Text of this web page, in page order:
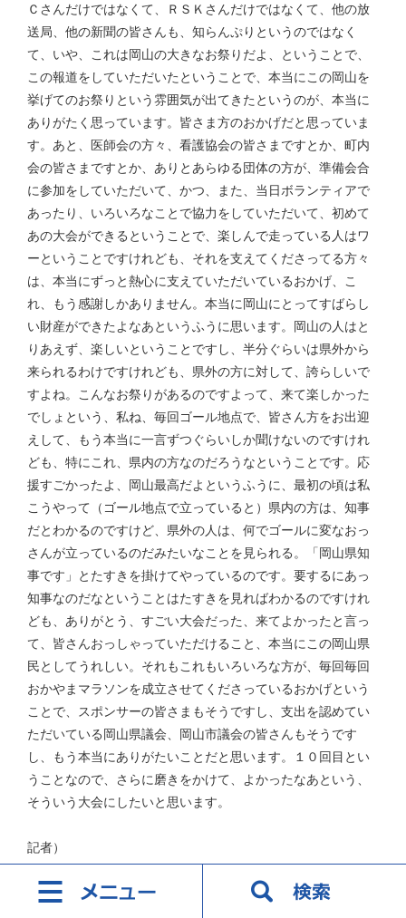
Ｃさんだけではなくて、ＲＳＫさんだけではなくて、他の放
送局、他の新聞の皆さんも、知らんぷりというのではなく
て、いや、これは岡山の大きなお祭りだよ、ということで、
この報道をしていただいたということで、本当にこの岡山を
挙げてのお祭りという雰囲気が出てきたというのが、本当に
ありがたく思っています。皆さま方のおかげだと思っていま
す。あと、医師会の方々、看護協会の皆さまですとか、町内
会の皆さまですとか、ありとあらゆる団体の方が、準備会合
に参加をしていただいて、かつ、また、当日ボランティアで
あったり、いろいろなことで協力をしていただいて、初めて
あの大会ができるということで、楽しんで走っている人はワ
ーということですけれども、それを支えてくださってる方々
は、本当にずっと熱心に支えていただいているおかげ、こ
れ、もう感謝しかありません。本当に岡山にとってすばらし
い財産ができたよなあというふうに思います。岡山の人はと
りあえず、楽しいということですし、半分ぐらいは県外から
来られるわけですけれども、県外の方に対して、誇らしいで
すよね。こんなお祭りがあるのですよって、来て楽しかった
でしょという、私ね、毎回ゴール地点で、皆さん方をお出迎
えして、もう本当に一言ずつぐらいしか聞けないのですけれ
ども、特にこれ、県内の方なのだろうなということです。応
援すごかったよ、岡山最高だよというふうに、最初の頃は私
こうやって（ゴール地点で立っていると）県内の方は、知事
だとわかるのですけど、県外の人は、何でゴールに変なおっ
さんが立っているのだみたいなことを見られる。「岡山県知
事です」とたすきを掛けてやっているのです。要するにあっ
知事なのだなということはたすきを見ればわかるのですけれ
ども、ありがとう、すごい大会だった、来てよかったと言っ
て、皆さんおっしゃっていただけること、本当にこの岡山県
民としてうれしい。それもこれもいろいろな方が、毎回毎回
おかやまマラソンを成立させてくださっているおかげという
ことで、スポンサーの皆さまもそうですし、支出を認めてい
ただいている岡山県議会、岡山市議会の皆さんもそうです
し、もう本当にありがたいことだと思います。１０回目とい
うことなので、さらに磨きをかけて、よかったなあという、
そういう大会にしたいと思います。
記者）
イラン情勢について教えてください。ホルムズ海峡の事実
上の封鎖などを受けて、ガソリン価格高騰だけにとどまらな